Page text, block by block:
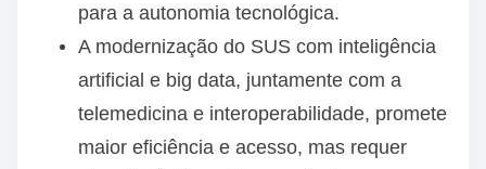
para a autonomia tecnológica.
A modernização do SUS com inteligência
artificial e big data, juntamente com a
telemedicina e interoperabilidade, promete
maior eficiência e acesso, mas requer